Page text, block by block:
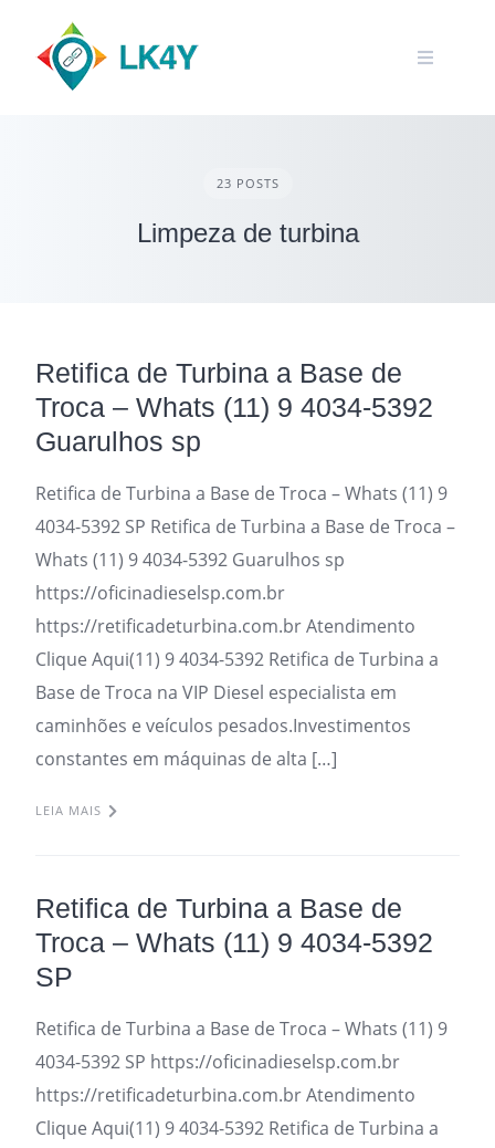
content
23 POSTS
Limpeza de turbina
Retifica de Turbina a Base de
Troca – Whats (11) 9 4034-5392
Guarulhos sp
Retifica de Turbina a Base de Troca – Whats (11) 9
4034-5392 SP Retifica de Turbina a Base de Troca –
Whats (11) 9 4034-5392 Guarulhos sp
https://oficinadieselsp.com.br
https://retificadeturbina.com.br Atendimento
Clique Aqui(11) 9 4034-5392 Retifica de Turbina a
Base de Troca na VIP Diesel especialista em
caminhões e veículos pesados.Investimentos
constantes em máquinas de alta […]
LEIA MAIS
Retifica de Turbina a Base de
Troca – Whats (11) 9 4034-5392
SP
Retifica de Turbina a Base de Troca – Whats (11) 9
4034-5392 SP https://oficinadieselsp.com.br
https://retificadeturbina.com.br Atendimento
Clique Aqui(11) 9 4034-5392 Retifica de Turbina a